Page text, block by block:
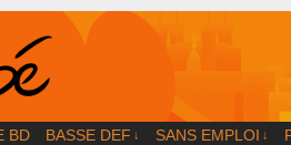
| Blog
BD BASSE DEF ↓ SANS EMPLOI ↓